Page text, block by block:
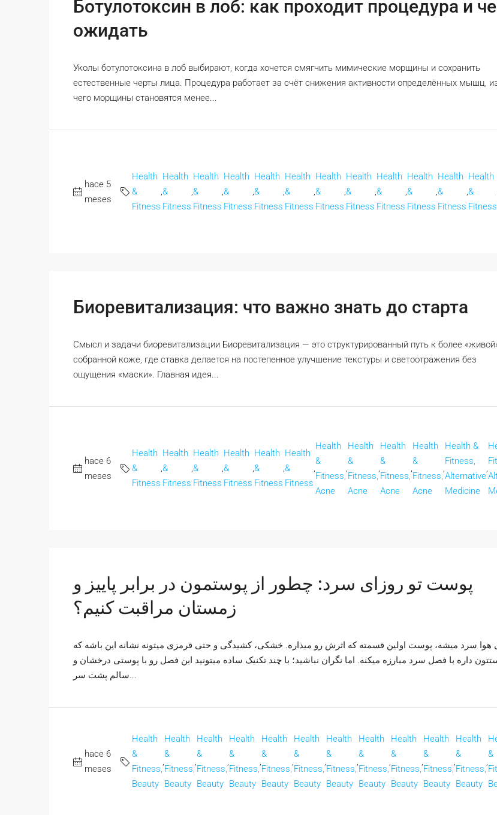
Ботулотоксин в лоб: как проходит процедура и
ожидать
Уколы ботулотоксина в лоб выбирают, когда хочется смягчить мимические морщины и сохранить
естественные черты лица. Процедура работает за счёт снижения активности определённых мышц,
чего морщины становятся менее...
hace 5
meses
Health
&
Fitness
,
Health
&
Fitness
,
Health
&
Fitness
,
Health
&
Fitness
,
Health
&
Fitness
,
Health
&
Fitness
,
Health
&
Fitness
,
Health
&
Fitness
,
Health
&
Fitness
,
Health
&
Fitness
,
Health
&
Fitness
,
Health
&
Fitness
Биоревитализация: что важно знать до старта
Смысл и задачи биоревитализации Биоревитализация — это структурированный путь к более
собранной коже, где ставка делается на постепенное улучшение текстуры и светоотражения без
ощущения «маски». Главная идея...
hace 6
meses
Health
&
Fitness
,
Health
&
Fitness
,
Health
&
Fitness
,
Health
&
Fitness
,
Health
&
Fitness
,
Health
&
Fitness
,
Health
&
Fitness,
Acne
,
Health
&
Fitness,
Acne
,
Health
&
Fitness,
Acne
,
Health
&
Fitness,
Acne
,
Health &
Fitness,
Alternative
Medicine
,
پوست تو روزای سرد: چطور از پوستمون در برابر پاییز و
زمستان مراقبت کنیم؟
هوا سرد میشه، پوست اولین قسمته که اثرش رو میذاره. خشکی، کشیدگی و حتی قرمزی میتونه نشانه این باشه که
داره با فصل سرد مبارزه میکنه. اما نگران نباشید؛ با چند تکنیک ساده میتونید این فصل رو با پوستی درخشان و
سالم پشت سر...
hace 6
meses
Health
&
Fitness,
Beauty
Health
&
Fitness,
Beauty
Health
&
Fitness,
Beauty
Health
&
Fitness,
Beauty
Health
&
Fitness,
Beauty
Health
&
Fitness,
Beauty
Health
&
Fitness,
Beauty
Health
&
Fitness,
Beauty
Health
&
Fitness,
Beauty
Health
&
Fitness,
Beauty
Health
&
Fitness,
Beauty
&